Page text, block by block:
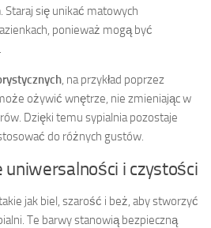
się unikać matowych
ponieważ mogą być
, na przykład poprzez
ożywić wnętrze, nie zmieniając w
Dzięki temu sypialnia pozostaje
do różnych gustów.
uniwersalności i czystości
jak biel, szarość i beż, aby stworzyć
Te barwy stanowią bezpieczną